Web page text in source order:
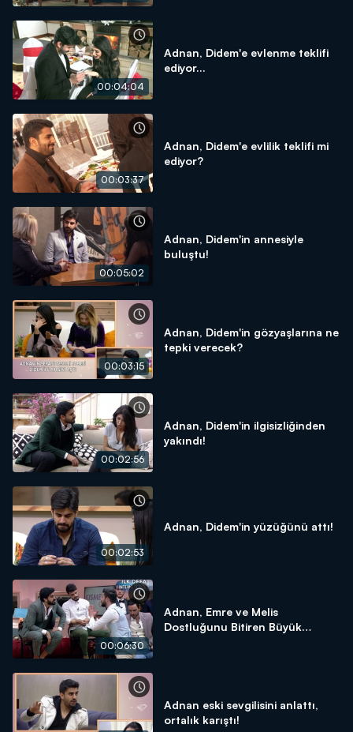
00:04:04
Adnan, Didem'e evlenme teklifi
ediyor...
00:03:37
Adnan, Didem'e evlilik teklifi mi
ediyor?
00:05:02
Adnan, Didem'in annesiyle
buluştu!
00:03:15
Adnan, Didem'in gözyaşlarına ne
tepki verecek?
00:02:56
Adnan, Didem'in ilgisizliğinden
yakındı!
00:02:53
Adnan, Didem'in yüzüğünü attı!
00:06:30
Adnan, Emre ve Melis
Dostluğunu Bitiren Büyük
Adnan eski sevgilisini anlattı,
ortalık karıştı!